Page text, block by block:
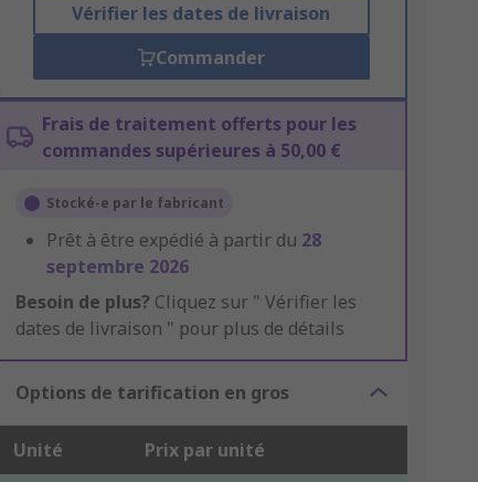
Vérifier les dates de livraison
Commander
Frais de traitement offerts pour les
commandes supérieures à 50,00 €
Stocké-e par le fabricant
Prêt à être expédié à partir du 28
septembre 2026
Besoin de plus? Cliquez sur " Vérifier les
dates de livraison " pour plus de détails
Options de tarification en gros
Unité Prix par unité